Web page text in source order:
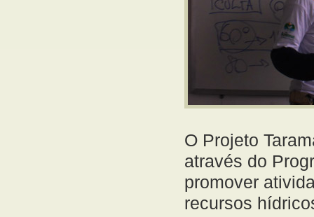
O Projeto
através do
promover
recursos